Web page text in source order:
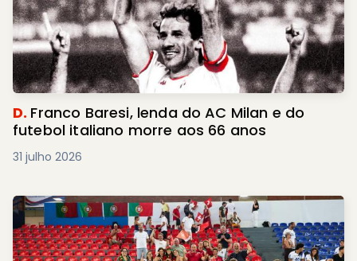
D. Franco Baresi, lenda do AC Milan e do
futebol italiano morre aos 66 anos
31 julho 2026